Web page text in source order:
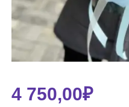
4 750,00₽